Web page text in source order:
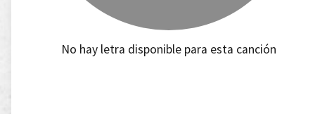
No hay letra disponible para esta canción